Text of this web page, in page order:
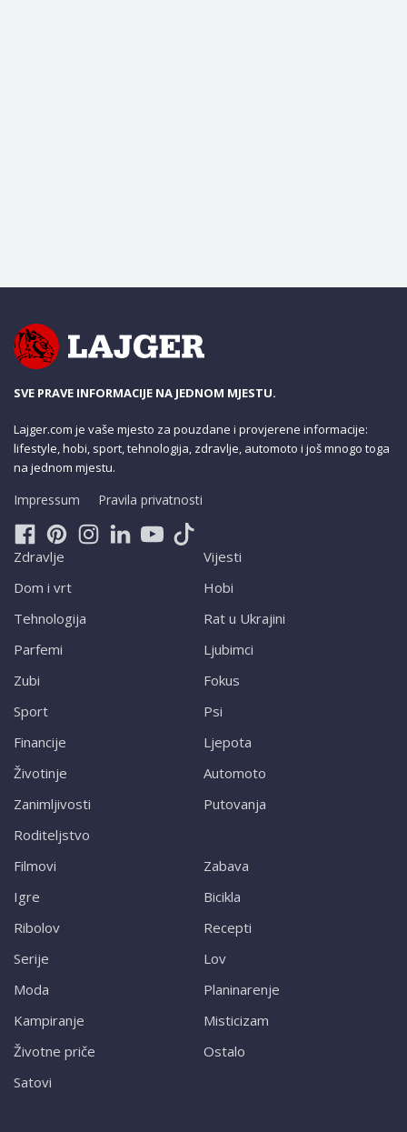
SVE PRAVE INFORMACIJE NA JEDNOM MJESTU.
Lajger.com je vaše mjesto za pouzdane i provjerene informacije:
lifestyle, hobi, sport, tehnologija, zdravlje, automoto i još mnogo toga
na jednom mjestu.
Impressum Pravila privatnosti
Zdravlje
Dom i vrt
Tehnologija
Parfemi
Zubi
Sport
Financije
Životinje
Zanimljivosti
Roditeljstvo
Vijesti
Hobi
Rat u Ukrajini
Ljubimci
Fokus
Psi
Ljepota
Automoto
Putovanja
Filmovi
Igre
Ribolov
Serije
Moda
Kampiranje
Životne priče
Satovi
Zabava
Bicikla
Recepti
Lov
Planinarenje
Misticizam
Ostalo